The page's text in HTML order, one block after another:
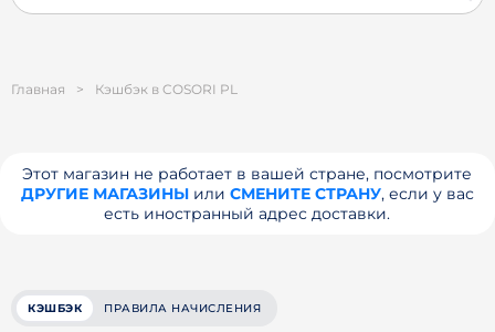
Главная > Кэшбэк в COSORI PL
Этот магазин не работает в вашей стране, посмотрите
ДРУГИЕ МАГАЗИНЫили СМЕНИТЕ СТРАНУ, если у вас
есть иностранный адрес доставки.
КЭШБЭК ПРАВИЛА НАЧИСЛЕНИЯ